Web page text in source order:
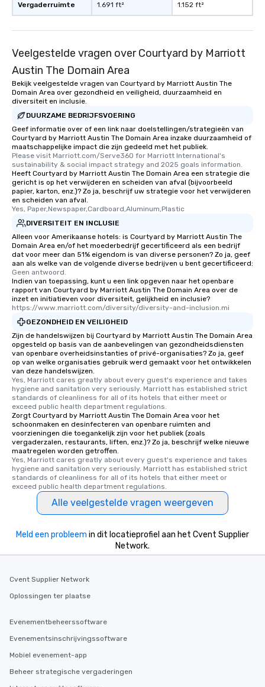
Vergaderruimte 1.691 ft² 1.152 ft²
Veelgestelde vragen over Courtyard by Marriott
Austin The Domain Area
Bekijk veelgestelde vragen van Courtyard by Marriott Austin The
Domain Area over gezondheid en veiligheid, duurzaamheid en
diversiteit en inclusie.
DUURZAME BEDRIJFSVOERING
Geef informatie over of een link naar doelstellingen/strategieën van
Courtyard by Marriott Austin The Domain Area inzake duurzaamheid of
maatschappelijke impact die zijn gedeeld met het publiek.
Please visit Marriott.com/Serve360 for Marriott International's
sustainability & social impact strategy and 2025 goals information.
Heeft Courtyard by Marriott Austin The Domain Area een strategie die
gericht is op het verwijderen en scheiden van afval (bijvoorbeeld
papier, karton, enz.)? Zo ja, beschrijf uw strategie voor het verwijderen
en scheiden van afval.
Yes, Paper,Newspaper,Cardboard,Aluminum,Plastic
DIVERSITEIT EN INCLUSIE
Alleen voor Amerikaanse hotels: is Courtyard by Marriott Austin The
Domain Area en/of het moederbedrijf gecertificeerd als een bedrijf
dat voor meer dan 51% eigendom is van diverse personen? Zo ja, geef
aan als welke van de volgende diverse bedrijven u bent gecertificeerd:
Geen antwoord.
Indien van toepassing, kunt u een link opgeven naar het openbare
rapport van Courtyard by Marriott Austin The Domain Area over de
inzet en initiatieven voor diversiteit, gelijkheid en inclusie?
https://www.marriott.com/diversity/diversity-and-inclusion.mi
GEZONDHEID EN VEILIGHEID
Zijn de handelswijzen bij Courtyard by Marriott Austin The Domain Area
opgesteld op basis van de aanbevelingen van gezondheidsdiensten
van openbare overheidsinstanties of privé-organisaties? Zo ja, geef
op van welke organisaties gebruik werd gemaakt voor het ontwikkelen
van deze handelswijzen.
Yes, Marriott cares greatly about every guest's experience and takes
hygiene and sanitation very seriously. Marriott has established strict
standards of cleanliness for all of its hotels that either meet or
exceed public health department regulations.
Zorgt Courtyard by Marriott Austin The Domain Area voor het
schoonmaken en desinfecteren van openbare ruimten and
voorzieningen die toegankelijk zijn voor het publiek (zoals
vergaderzalen, restaurants, liften, enz.)? Zo ja, beschrijf welke nieuwe
maatregelen worden getroffen.
Yes, Marriott cares greatly about every guest's experience and takes
hygiene and sanitation very seriously. Marriott has established strict
standards of cleanliness for all of its hotels that either meet or
exceed public health department regulations.
Alle veelgestelde vragen weergeven
Meld een probleem in dit locatieprofiel aan het Cvent Supplier
Network.
Cvent Supplier Network
Oplossingen ter plaatse
Evenementbeheerssoftware
Evenementsinschrijvingssoftware
Mobiel evenement-app
Beheer strategische vergaderingen